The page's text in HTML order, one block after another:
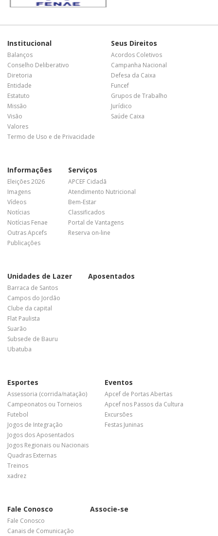
Institucional
Balanços
Conselho Deliberativo
Diretoria
Entidade
Estatuto
Missão
Visão
Valores
Termo de Uso e de Privacidade
Seus Direitos
Acordos Coletivos
Campanha Nacional
Defesa da Caixa
Funcef
Grupos de Trabalho
Jurídico
Saúde Caixa
Informações
Eleições 2026
Imagens
Vídeos
Notícias
Notícias Fenae
Outras Apcefs
Publicações
Serviços
APCEF Cidadã
Atendimento Nutricional
Bem-Estar
Classificados
Portal de Vantagens
Reserva on-line
Unidades de Lazer
Barraca de Santos
Campos do Jordão
Clube da capital
Flat Paulista
Suarão
Subsede de Bauru
Ubatuba
Aposentados
Esportes
Assessoria (corrida/natação)
Campeonatos ou Torneios
Futebol
Jogos de Integração
Jogos dos Aposentados
Jogos Regionais ou Nacionais
Quadras Externas
Treinos
xadrez
Eventos
Apcef de Portas Abertas
Apcef nos Passos da Cultura
Excursões
Festas Juninas
Fale Conosco
Fale Conosco
Canais de Comunicação
Associe-se